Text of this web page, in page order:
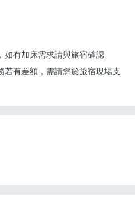
如有加床需求請與旅宿確認
若有差額，需請您於旅宿現場支